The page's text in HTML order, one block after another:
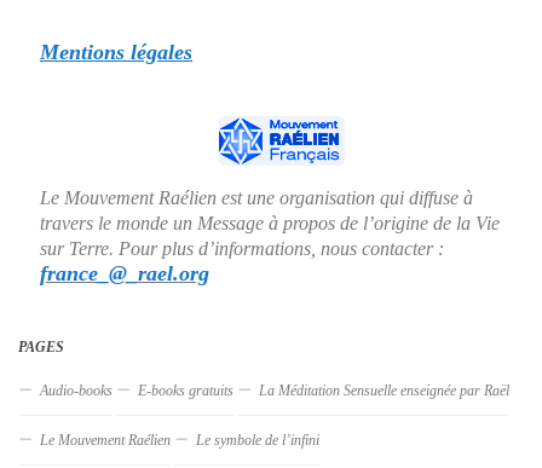
Mentions légales
Le Mouvement Raélien est une organisation qui diffuse à
travers le monde un Message à propos de l’origine de la Vie
sur Terre. Pour plus d’informations, nous contacter :
france_@_rael.org
PAGES
Audio-books E-books gratuits La Méditation Sensuelle enseignée par Raël
Le Mouvement Raélien Le symbole de l’infini